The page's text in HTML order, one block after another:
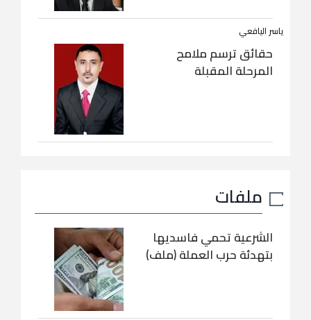
ياسر اليافعي
حقائق ترسم ملامح
المرحلة المقبلة
ملفات
الشرعية تحمي فاسديها
بتهدئة حرب العملة (ملف)